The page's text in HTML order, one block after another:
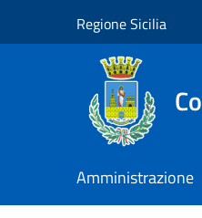
Regione Sicilia
Amministrazione